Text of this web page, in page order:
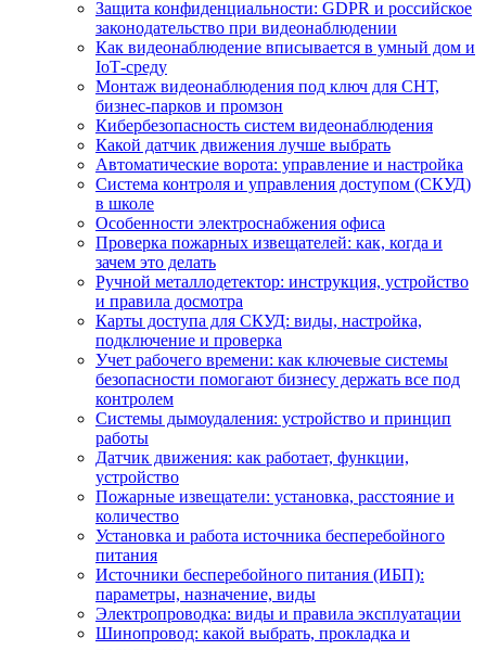
Защита конфиденциальности: GDPR и российское
законодательство при видеонаблюдении
Как видеонаблюдение вписывается в умный дом и
IoT‑среду
Монтаж видеонаблюдения под ключ для СНТ,
бизнес‑парков и промзон
Кибербезопасность систем видеонаблюдения
Какой датчик движения лучше выбрать
Автоматические ворота: управление и настройка
Система контроля и управления доступом (СКУД)
в школе
Особенности электроснабжения офиса
Проверка пожарных извещателей: как, когда и
зачем это делать
Ручной металлодетектор: инструкция, устройство
и правила досмотра
Карты доступа для СКУД: виды, настройка,
подключение и проверка
Учет рабочего времени: как ключевые системы
безопасности помогают бизнесу держать все под
контролем
Системы дымоудаления: устройство и принцип
работы
Датчик движения: как работает, функции,
устройство
Пожарные извещатели: установка, расстояние и
количество
Установка и работа источника бесперебойного
питания
Источники бесперебойного питания (ИБП):
параметры, назначение, виды
Электропроводка: виды и правила эксплуатации
Шинопровод: какой выбрать, прокладка и